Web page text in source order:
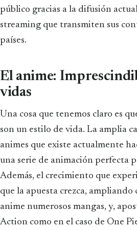
público gracias a la difusión
streaming que transmiten sus
países.
El anime:
vidas
Una cosa que tenemos claro es
son un estilo de vida. La amplia
animes que existe actualmente
una serie de animación perfecta
Además, el crecimiento que
que la apuesta crezca,
anime numerosos mangas, y,
Action como en el caso de One